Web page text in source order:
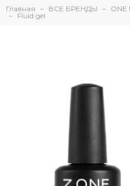
Главная ВСЕ БРЕНДЫ ONE
Fluid gel